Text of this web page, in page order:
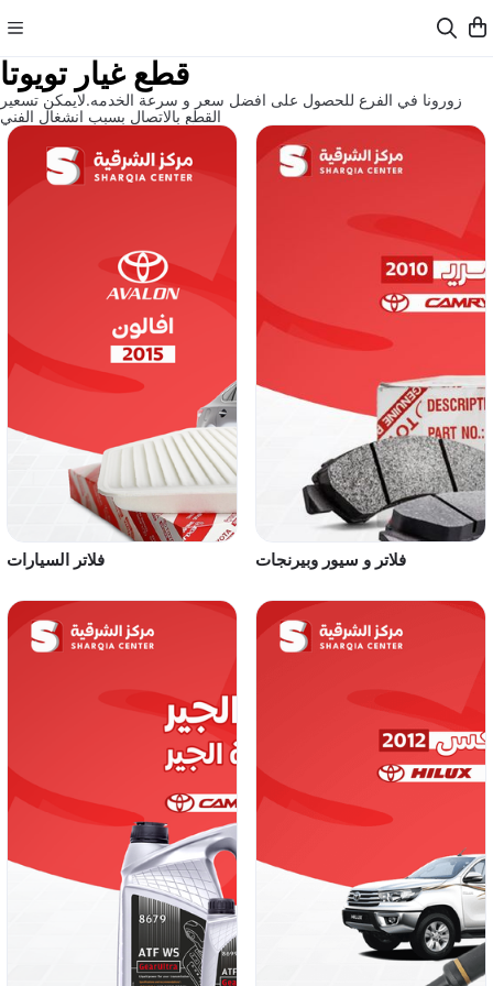
قطع غيار تويوتا
زورونا في الفرع للحصول على افضل سعر و سرعة الخدمه.لايمكن تسعير
القطع بالاتصال بسبب انشغال الفني
فلاتر السيارات فلاتر و سيور وبيرنجات